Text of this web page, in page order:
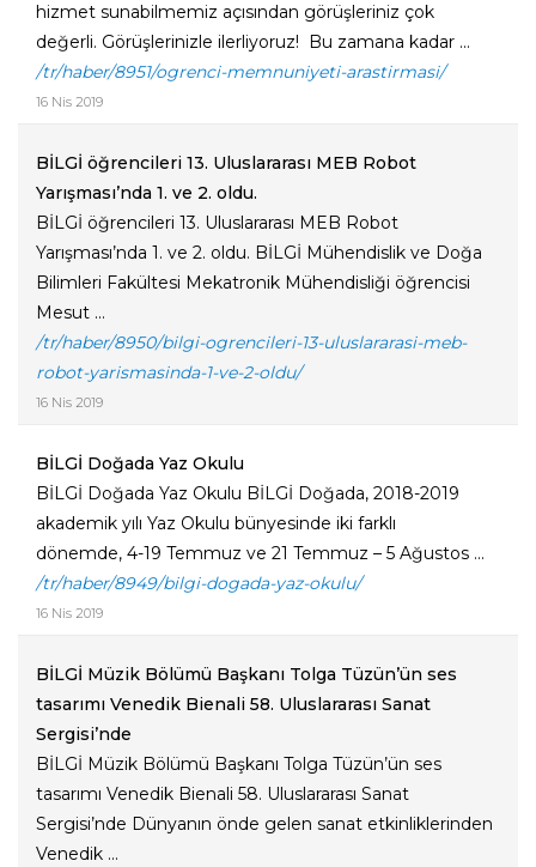
hizmet sunabilmemiz açısından görüşleriniz çok
değerli. Görüşlerinizle ilerliyoruz! Bu zamana kadar ...
/tr/haber/8951/ogrenci-memnuniyeti-arastirmasi/
16 Nis 2019
BİLGİ öğrencileri 13. Uluslararası MEB Robot
Yarışması’nda 1. ve 2. oldu.
BİLGİ öğrencileri 13. Uluslararası MEB Robot
Yarışması’nda 1. ve 2. oldu. BİLGİ Mühendislik ve Doğa
Bilimleri Fakültesi Mekatronik Mühendisliği öğrencisi
Mesut ...
/tr/haber/8950/bilgi-ogrencileri-13-uluslararasi-meb-
robot-yarismasinda-1-ve-2-oldu/
16 Nis 2019
BİLGİ Doğada Yaz Okulu
BİLGİ Doğada Yaz Okulu BİLGİ Doğada, 2018-2019
akademik yılı Yaz Okulu bünyesinde iki farklı
dönemde, 4-19 Temmuz ve 21 Temmuz – 5 Ağustos ...
/tr/haber/8949/bilgi-dogada-yaz-okulu/
16 Nis 2019
BİLGİ Müzik Bölümü Başkanı Tolga Tüzün’ün ses
tasarımı Venedik Bienali 58. Uluslararası Sanat
Sergisi’nde
BİLGİ Müzik Bölümü Başkanı Tolga Tüzün’ün ses
tasarımı Venedik Bienali 58. Uluslararası Sanat
Sergisi’nde Dünyanın önde gelen sanat etkinliklerinden
Venedik ...